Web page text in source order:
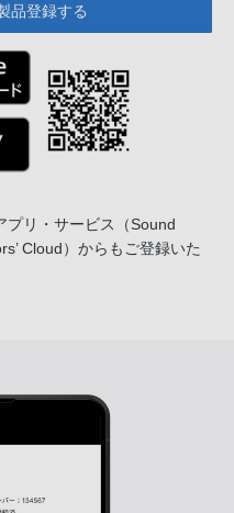
品登録する
プリ・サービス
（Sound
Cloud）からもご登録いた